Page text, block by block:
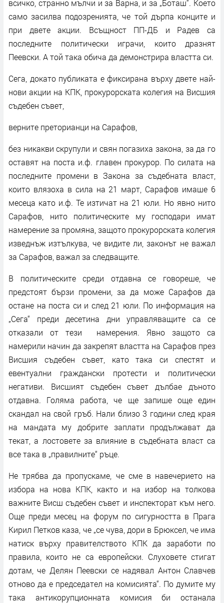
всичко, странно мълчи и за Варна, и за „Боташ“. Което
само засилва подозренията, че той дърпа конците и
при двете акции. Всъщност ПП-ДБ и Радев са
последните политически играчи, които дразнят
Пеевски. А той така обича да демонстрира властта си.
Сега, докато публиката е фиксирана върху двете най-
нови акции на КПК, прокурорската колегия на Висшия
съдебен съвет,
верните преторианци на Сарафов,
без никакви скрупули и свян погазиха закона, за да го
оставят на поста и.ф. главен прокурор. По силата на
последните промени в Закона за съдебната власт,
които влязоха в сила на 21 март, Сарафов имаше 6
месеца като и.ф. Те изтичат на 21 юли. Но явно нито
Сарафов, нито политическите му господари имат
намерение за промяна, защото прокурорската колегия
изведнъж изтълкува, че видите ли, законът не важал
за Сарафов, важал за следващите.
В политическите среди отдавна се говореше, че
предстоят бързи промени, за да може Сарафов да
остане на поста си и след 21 юли. По информация на
„Сега“ преди десетина дни управляващите са се
отказали от тези намерения. Явно защото са
намерили начин да закрепят властта на Сарафов през
Висшия съдебен съвет, като така си спестят и
евентуални граждански протести и политически
негативи. Висшият съдебен съвет дълбае дъното
отдавна. Голяма работа, че ще запише още един
скандал на свой гръб. Нали близо 3 години след края
на мандата му добрите заплати продължават да
текат, а лостовете за влияние в съдебната власт са
все така в „правилните“ ръце.
Не трябва да пропускаме, че сме в навечерието на
избора на нова КПК, както и на избор на толкова
важните Висш съдебен съвет и инспекторат към него.
Още преди месец на форум по сигурността в Прага
Кирил Петков каза, че „се чува, дори в Брюксел, че има
натиск върху правителството КПК да заработи по
правила, които не са европейски. Слуховете стигат
дотам, че Делян Пеевски се надявал Антон Славчев
отново да е председател на комисията“. По думите му
така антикорупционната комисия би останала